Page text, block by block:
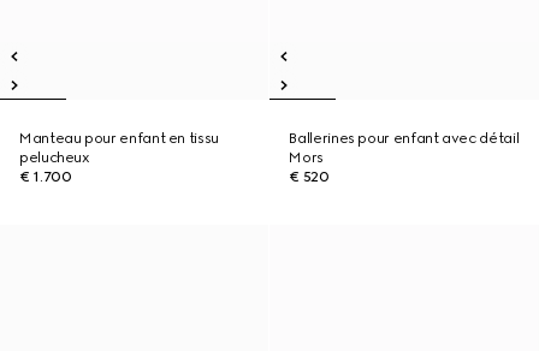
Manteau pour enfant en tissu
pelucheux
€ 1.700
Ballerines pour enfant avec détail
Mors
€ 520